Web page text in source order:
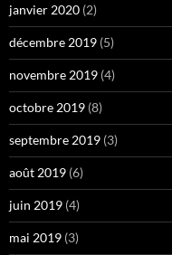
janvier 2020 (2)
décembre 2019 (5)
novembre 2019 (4)
octobre 2019 (8)
septembre 2019 (3)
août 2019 (6)
juin 2019 (4)
mai 2019 (3)